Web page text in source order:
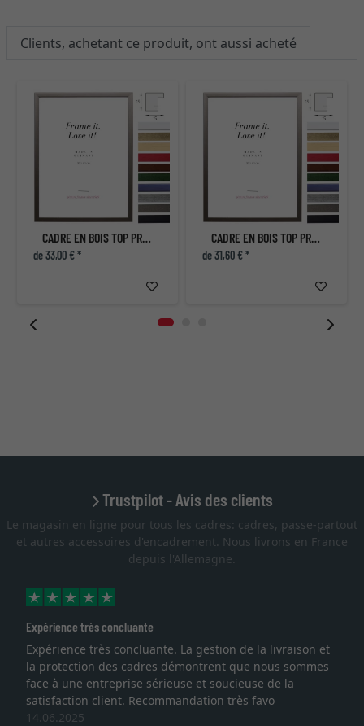
Clients, achetant ce produit, ont aussi acheté
CADRE EN BOIS TOP PRO S
de 33,00 € *
CADRE EN BOIS TOP PRO S
de 31,60 € *
Trustpilot - Avis des clients
Le magasin en ligne pour tous les cadres: cadres, passe-partout
et autres accessoires d'encadrement. Nous livrons en France
depuis l'Allemagne.
Expérience très concluante
Expérience très concluante. La gestion de la livraison et
la protection des cadres démontrent que nous sommes
face à une entreprise sérieuse et soucieuse de la
satisfaction client. Recommandation très favo
14.06.2025